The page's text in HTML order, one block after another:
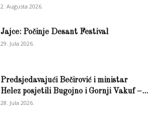
2. Augusta 2026.
Jajce: Počinje Desant Festival
29. Jula 2026.
Predsjedavajući Bečirović i ministar
Helez posjetili Bugojno i Gornji Vakuf –...
28. Jula 2026.